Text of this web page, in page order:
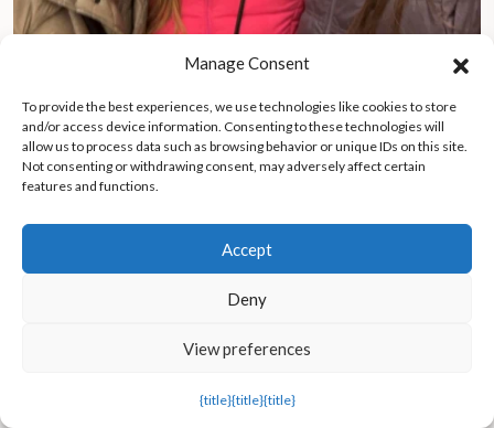
sociales: encuentra la alegría en las experiencias de la vida real
y en los valores de otros tiempos
Manage Consent
To provide the best experiences, we use technologies like cookies to store
and/or access device information. Consenting to these technologies will
allow us to process data such as browsing behavior or unique IDs on this site.
Not consenting or withdrawing consent, may adversely affect certain
features and functions.
Accept
Deny
View preferences
{title}{title}{title}